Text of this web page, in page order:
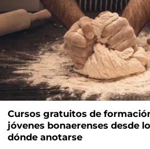
Cursos gratuitos de
jóvenes bonaerenses desde
dónde anotarse